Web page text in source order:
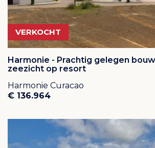
VERKOCHT
Harmonie - Prachtig gelegen
zeezicht op resort
Harmonie Curacao
€ 136.964